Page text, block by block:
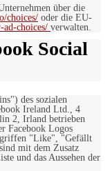
über die
choices/ oder die EU-
choices/ verwalten.
Social
des sozialen
Ireland Ltd., 4
2, Irland betrieben
Facebook Logos
"Like", "Gefällt
mit dem Zusatz
und das Aussehen der